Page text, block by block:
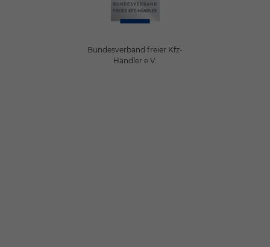
Bundesverband freier Kfz-
Händler e.V.